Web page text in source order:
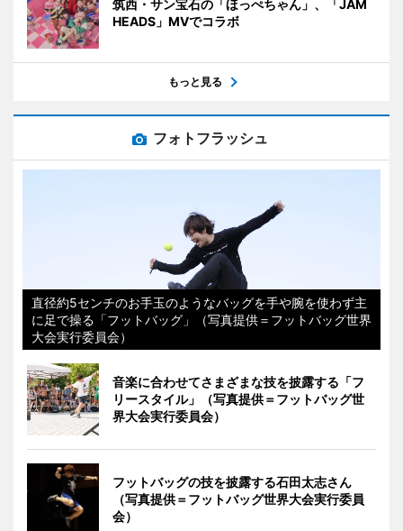
筑西・サン宝石の「ほっぺちゃん」、「JAM
HEADS」MVでコラボ
もっと見る
フォトフラッシュ
直径約5センチのお手玉のようなバッグを手や腕を使わず主
に足で操る「フットバッグ」（写真提供＝フットバッグ世界
大会実行委員会）
音楽に合わせてさまざまな技を披露する「フ
リースタイル」（写真提供＝フットバッグ世
界大会実行委員会）
フットバッグの技を披露する石田太志さん
（写真提供＝フットバッグ世界大会実行委員
会）